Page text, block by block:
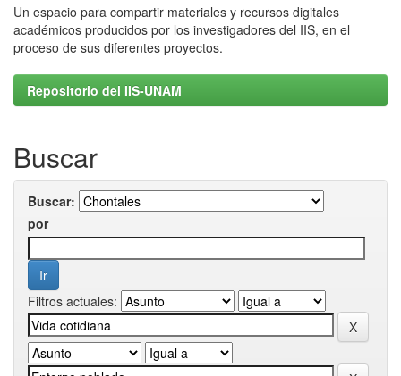
Un espacio para compartir materiales y recursos digitales
académicos producidos por los investigadores del IIS, en el
proceso de sus diferentes proyectos.
Repositorio del IIS-UNAM
Buscar
Buscar:
por
Filtros actuales: